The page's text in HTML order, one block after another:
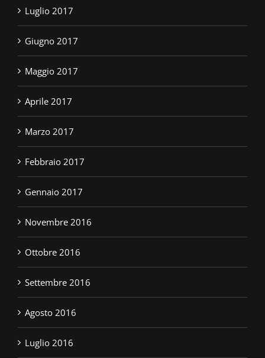
Luglio 2017
Giugno 2017
Maggio 2017
Aprile 2017
Marzo 2017
Febbraio 2017
Gennaio 2017
Novembre 2016
Ottobre 2016
Settembre 2016
Agosto 2016
Luglio 2016